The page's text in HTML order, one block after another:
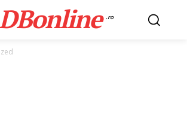
DBonline .ro